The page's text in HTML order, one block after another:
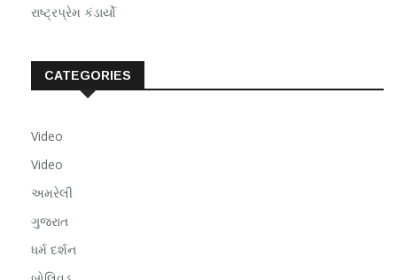
રાષ્ટ્રપ્રેમ કંડાર્યો
CATEGORIES
Video
Video
અમરેલી
ગુજરાત
ધર્મ દર્શન